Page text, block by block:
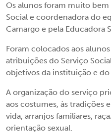
Os alunos foram muito
Social e coordenadora do
Camargo e pela Educadora
Foram colocados aos
atribuições do Serviço
objetivos da instituição e do
A organização do serviço
aos costumes, às tradições
vida, arranjos familiares,
orientação sexual.